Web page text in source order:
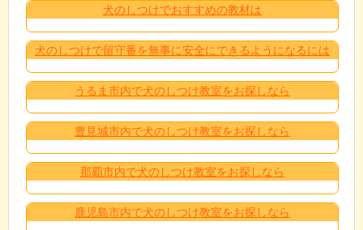
犬のしつけでおすすめの教材は
犬のしつけで留守番を無事に安全にできるようになるには
うるま市内で犬のしつけ教室をお探しなら
豊見城市内で犬のしつけ教室をお探しなら
那覇市内で犬のしつけ教室をお探しなら
鹿児島市内で犬のしつけ教室をお探しなら